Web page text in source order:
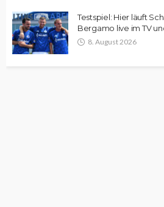
Testspiel: Hier läuft
Bergamo live im TV
8. August 2026